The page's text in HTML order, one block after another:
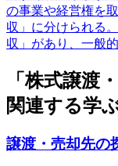
の事業や経営権を
収」に分けられる
収」があり、一般
「株式譲渡
関連する学
譲渡・売却先の